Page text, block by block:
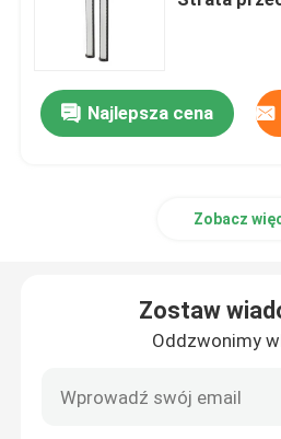
Dyfuzor powietrza
Maszyna do odwadniania
Separator cieczy stałych
Wypełniacz do uzdatniania
Najlepsza cena
Zobacz
Zostaw
Oddzwonimy